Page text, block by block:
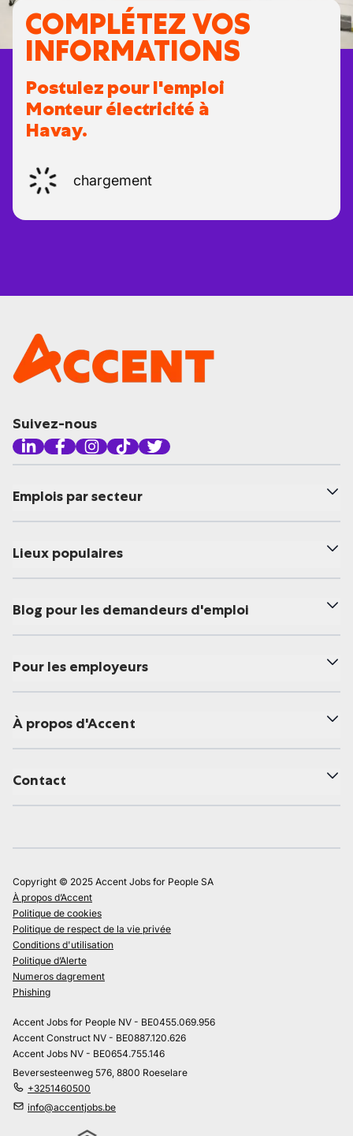
COMPLÉTEZ VOS
INFORMATIONS
Postulez pour l'emploi
Monteur électricité à
Havay.
chargement
Suivez-nous
Emplois par secteur
Lieux populaires
Blog pour les demandeurs d'emploi
Pour les employeurs
À propos d'Accent
Contact
Copyright © 2025 Accent Jobs for People SA
À propos d’Accent
Politique de cookies
Politique de respect de la vie privée
Conditions d'utilisation
Politique d’Alerte
Numeros dagrement
Phishing
Accent Jobs for People NV - BE0455.069.956
Accent Construct NV - BE0887.120.626
Accent Jobs NV - BE0654.755.146
Beversesteenweg 576, 8800 Roeselare
+3251460500
info@accentjobs.be